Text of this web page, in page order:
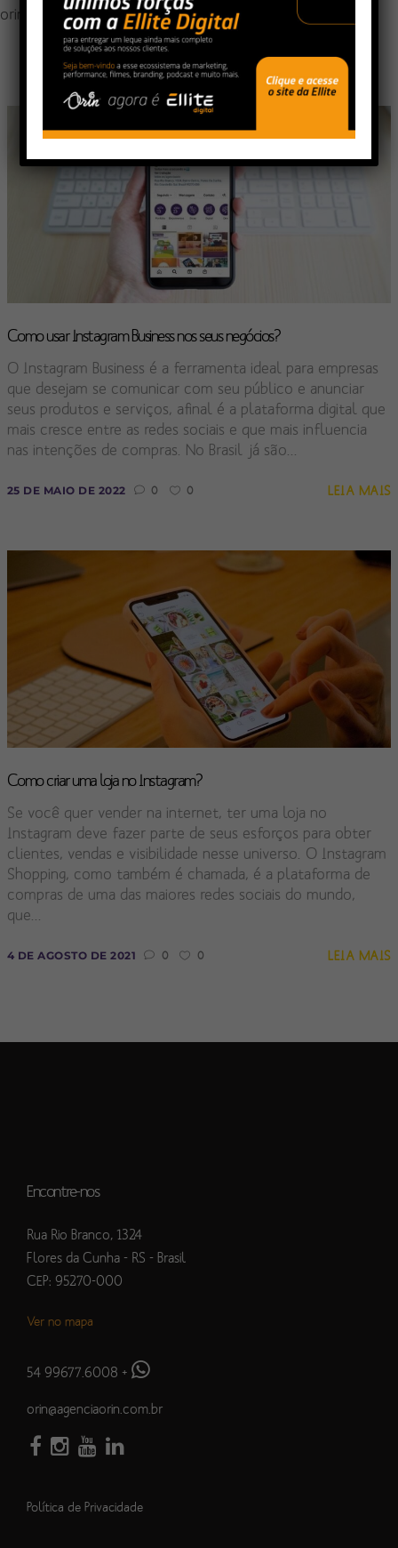
orin@agenciaorin.com.br
Como usar Instagram Business nos seus negócios?
O Instagram Business é a ferramenta ideal para empresas
que desejam se comunicar com seu público e anunciar
seus produtos e serviços, afinal é a plataforma digital que
mais cresce entre as redes sociais e que mais influencia
nas intenções de compras. No Brasil já são...
25 DE MAIO DE 2022 0 0 LEIA MAIS
Como criar uma loja no Instagram?
Se você quer vender na internet, ter uma loja no
Instagram deve fazer parte de seus esforços para obter
clientes, vendas e visibilidade nesse universo. O Instagram
Shopping, como também é chamada, é a plataforma de
compras de uma das maiores redes sociais do mundo,
que...
4 DE AGOSTO DE 2021 0 0 LEIA MAIS
Encontre-nos
Rua Rio Branco, 1324
Flores da Cunha - RS - Brasil
CEP: 95270-000
Ver no mapa
54 99677.6008 +
orin@agenciaorin.com.br
Política de Privacidade